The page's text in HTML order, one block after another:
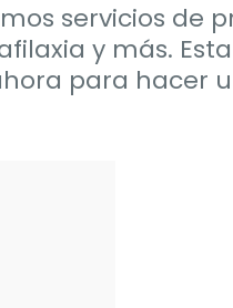
servicios de
y más.
para hacer